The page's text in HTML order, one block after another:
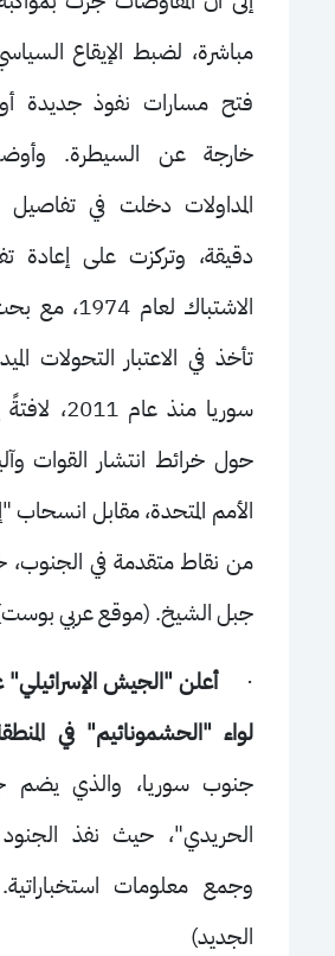
مباشرة، لضبط الإيقاع
فتح مسارات نفوذ جديدة
خارجة عن السيطرة.
المداولات دخلت في
دقيقة، وتركزت على إعادة
الاشتباك
تأخذ في الاعتبار التحولات
سوريا منذ
حول خرائط انتشار القوات
الأمم المتحدة، مقابل انسحاب
من نقاط متقدمة في
جبل الشيخ. (موقع عربي
·أعلن "الجيش
لواء "الحشمونائيم" في
جنوب سوريا، والذي يضم
الحريدي"، حيث نفذ
وجمع معلومات
الجديد)